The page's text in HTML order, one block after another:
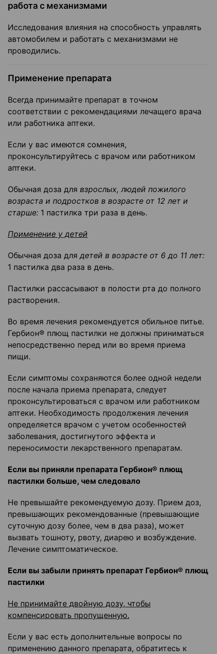
работа с механизмами
Исследования влияния на способность управлять
автомобилем и работать с механизмами не
проводились.
Применение препарата
Всегда принимайте препарат в точном
соответствии с рекомендациями лечащего врача
или работника аптеки.
Если у вас имеются сомнения,
проконсультируйтесь с врачом или работником
аптеки.
Обычная доза для взрослых, людей пожилого
возраста и подростков в возрасте от 12 лет и
старше: 1 пастилка три раза в день.
Применение у детей
Обычная доза длядетей в возрасте от 6 до 11 лет:
1 пастилка два раза в день.
Пастилки рассасывают в полости рта до полного
растворения.
Во время лечения рекомендуется обильное питье.
Гербион® плющ пастилки не должны приниматься
непосредственно перед или во время приема
пищи.
Если симптомы сохраняются более одной недели
после начала приема препарата, следует
проконсультироваться с врачом или работником
аптеки. Необходимость продолжения лечения
определяется врачом с учетом особенностей
заболевания, достигнутого эффекта и
переносимости лекарственного препаратам.
Если вы приняли препарата Гербион® плющ
пастилки больше, чем следовало
Не превышайте рекомендуемую дозу. Прием доз,
превышающих рекомендованные (превышающие
суточную дозу более, чем в два раза), может
вызвать тошноту, рвоту, диарею и возбуждение.
Лечение симптоматическое.
Если вы забыли принять препарат Гербион® плющ
пастилки
Не принимайте двойную дозу, чтобы
компенсировать пропущенную.
Если у вас есть дополнительные вопросы по
применению данного препарата, обратитесь к